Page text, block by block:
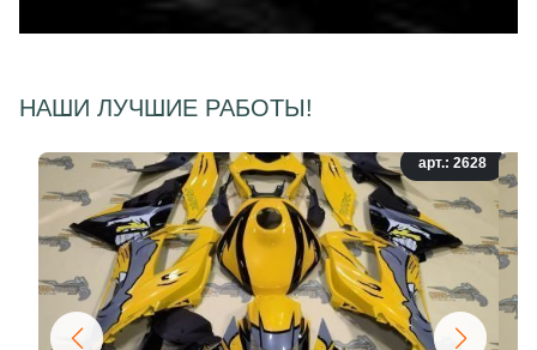
НАШИ ЛУЧШИЕ РАБОТЫ!
арт.: 2628